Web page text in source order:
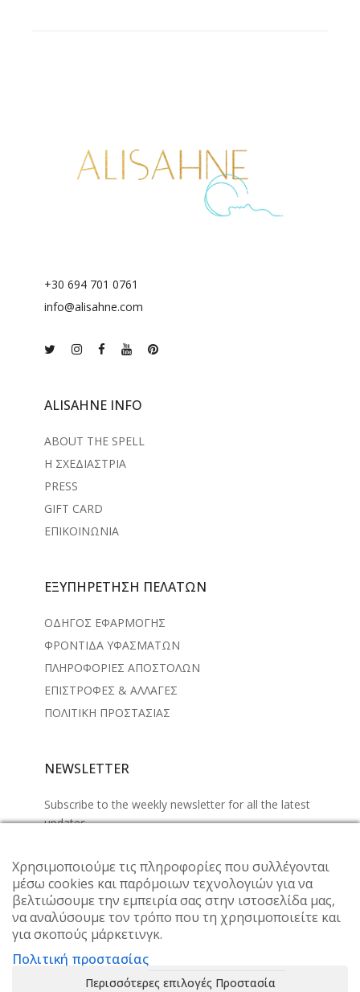
+30 694 701 0761
info@alisahne.com
ALISAHNE INFO
ABOUT THE SPELL
Η ΣΧΕΔΙΑΣΤΡΙΑ
PRESS
GIFT CARD
ΕΠΙΚΟΙΝΩΝΙΑ
ΕΞΥΠΗΡΕΤΗΣΗ ΠΕΛΑΤΩΝ
ΟΔΗΓΟΣ ΕΦΑΡΜΟΓΗΣ
ΦΡΟΝΤΙΔΑ ΥΦΑΣΜΑΤΩΝ
ΠΛΗΡΟΦΟΡΙΕΣ ΑΠΟΣΤΟΛΩΝ
ΕΠΙΣΤΡΟΦΕΣ & ΑΛΛΑΓΕΣ
ΠΟΛΙΤΙΚΗ ΠΡΟΣΤΑΣΙΑΣ
NEWSLETTER
Subscribe to the weekly newsletter for all the latest
updates
Χρησιμοποιούμε τις πληροφορίες που συλλέγονται
μέσω cookies και παρόμοιων τεχνολογιών για να
βελτιώσουμε την εμπειρία σας στην ιστοσελίδα μας,
να αναλύσουμε τον τρόπο που τη χρησιμοποιείτε και
για σκοπούς μάρκετινγκ.
Πολιτική προστασίας
Περισσότερες επιλογές Προστασία